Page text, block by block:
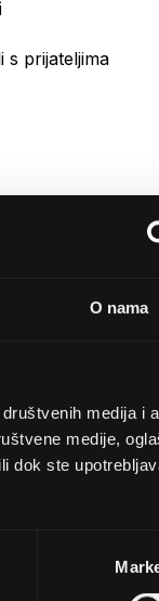
O nama
medija i
medije,
dok ste
s prijateljima